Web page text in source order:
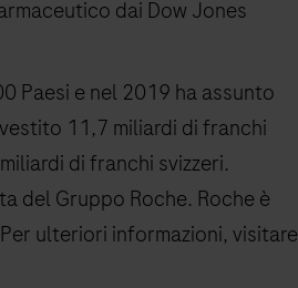
dai Dow Jones
Paesi e nel 2019 ha assunto
11,7 miliardi di franchi
di franchi svizzeri.
del Gruppo Roche. Roche è
ulteriori informazioni, visitare